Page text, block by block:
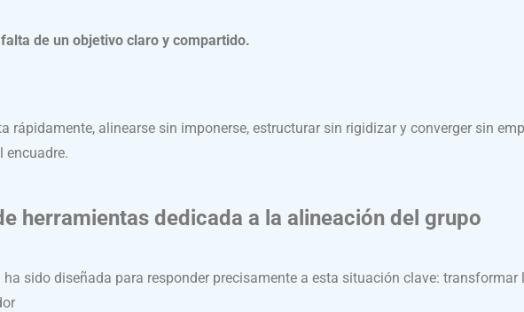
de un objetivo claro y compartido.
rápidamente, alinearse sin imponerse, estructurar sin rigidizar y converger sin
encuadre.
herramientas dedicada a la alineación del grupo
ha sido diseñada para responder precisamente a esta situación clave: